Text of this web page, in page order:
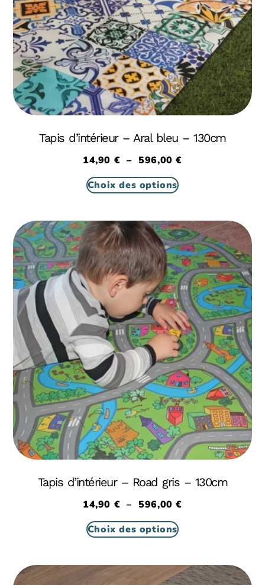
Tapis d’intérieur – Aral bleu – 130cm
14,90 € – 596,00€
Choix des options
Tapis d’intérieur – Road gris – 130cm
14,90 € – 596,00€
Choix des options